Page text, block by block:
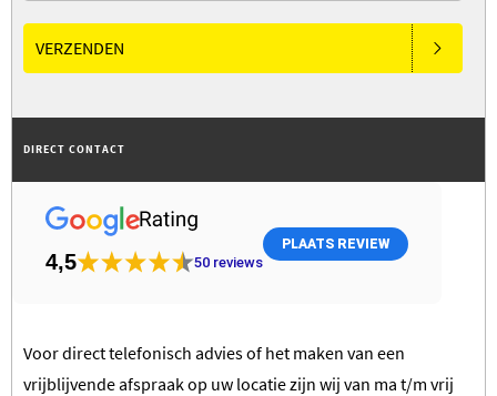
VERZENDEN
DIRECT CONTACT
4,5 50 reviews
PLAATS REVIEW
Voor direct telefonisch advies of het maken van een
vrijblijvende afspraak op uw locatie zijn wij van ma t/m vrij